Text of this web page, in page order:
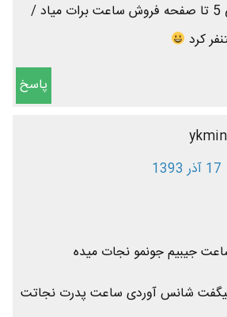
هر سایتی که وا میکنی 5 تا صفحه فروش ساعت برات میاد /
کرد
پاسخ
ykmin
17 آذر 1393
جیبیم جونمو نجات میده
شانس آوردی ساعت پدرت نجاتت